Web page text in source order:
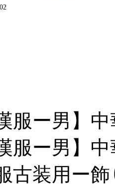
服ー男】
服ー男】
古装用ー